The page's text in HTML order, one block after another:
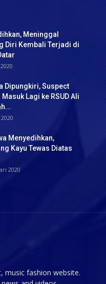
Meninggal
Diri Kembali Terjadi di
Dipungkiri, Suspect
Lagi ke RSUD Ali
Menyedihkan,
Kayu Tewas Diatas
2020
music fashion website.